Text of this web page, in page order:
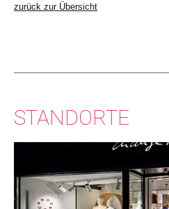
zurück zur Übersicht
STANDORTE